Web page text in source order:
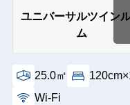
ユニバーサルツイン
ム
25.0㎡
Wi-Fi